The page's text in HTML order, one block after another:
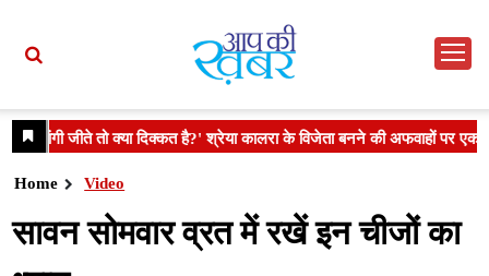
Home Video
सावन सोमवार व्रत में रखें इन चीजों का